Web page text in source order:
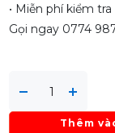
• Miễn phí kiểm
Gọi ngay 0774
Thêm